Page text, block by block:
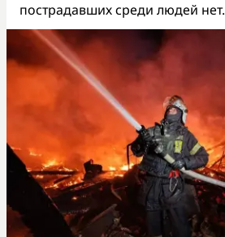
пострадавших среди людей нет.